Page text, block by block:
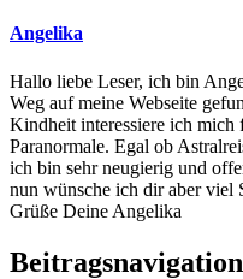
Angelika
Hallo liebe Leser, ich bin
Weg auf meine Webseite
Kindheit interessiere ich mich
Paranormale. Egal ob
ich bin sehr neugierig und
nun wünsche ich dir aber viel
Grüße Deine Angelika
Beitragsnavigation